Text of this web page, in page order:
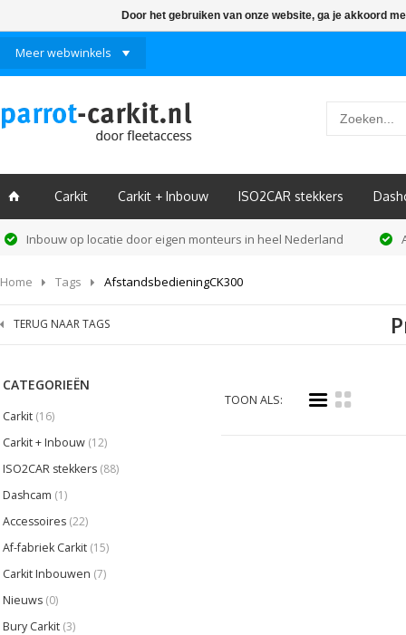
Meer webwinkels
ï Carkit Carkit + Inbouw ISO2CAR stekkers
Inbouw op locatie door eigen monteurs in heel Nederland
Home Tags AfstandsbedieningCK300
TERUG NAAR TAGS
CATEGORIEËN
Carkit (16)
Carkit + Inbouw (12)
ISO2CAR stekkers (88)
Dashcam (1)
Accessoires (22)
Af-fabriek Carkit (15)
Carkit Inbouwen (7)
Nieuws (0)
Bury Carkit (3)
TOON ALS: i k
Door het gebruiken van onze website, ga je akkoord